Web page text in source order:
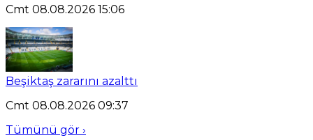
Cmt 08.08.2026 15:06
Beşiktaş zararını azalttı
Cmt 08.08.2026 09:37
Tümünü gör ›